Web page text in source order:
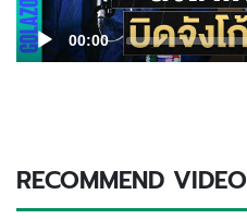
00:00
RECOMMEND VIDEO